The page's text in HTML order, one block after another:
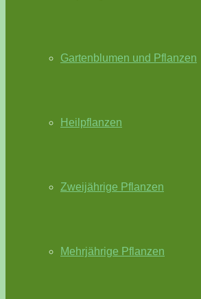
Gartenblumen und Pflanzen
Heilpflanzen
Zweijährige Pflanzen
Mehrjährige Pflanzen